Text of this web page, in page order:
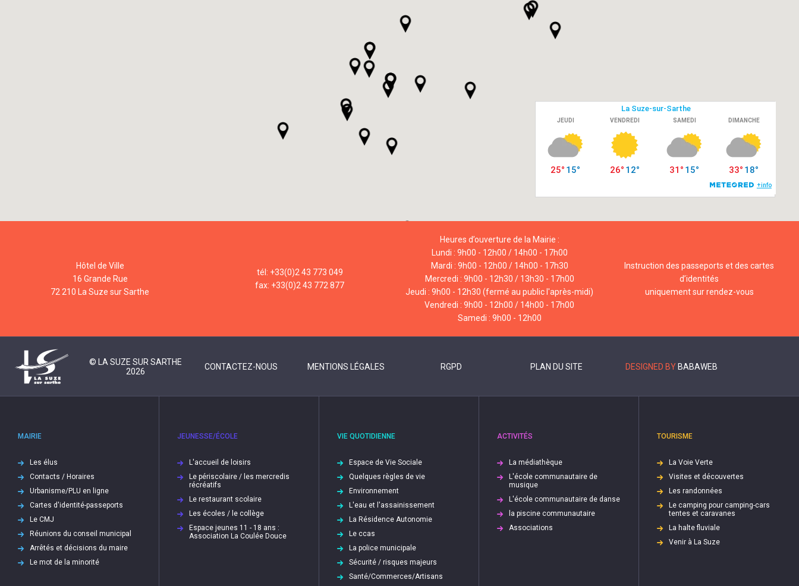
Hôtel de Ville
16 Grande Rue
72 210 La Suze sur Sarthe
tél: +33(0)2 43 773 049
fax: +33(0)2 43 772 877
Heures d’ouverture de la Mairie :
Lundi : 9h00 - 12h00 / 14h00 - 17h00
Mardi : 9h00 - 12h00 / 14h00 - 17h30
Mercredi : 9h00 - 12h30 / 13h30 - 17h00
Jeudi : 9h00 - 12h30 (fermé au public l'après-midi)
Vendredi : 9h00 - 12h00 / 14h00 - 17h00
Samedi : 9h00 - 12h00
Instruction des passeports et des cartes
d’identités
uniquement sur rendez-vous
© LA SUZE SUR SARTHE
2026
CONTACTEZ-NOUS MENTIONS LÉGALES RGPD PLAN DU SITE DESIGNED BY BABAWEB
MAIRIE
Les élus
Contacts / Horaires
Urbanisme/PLU en ligne
Cartes d'identité-passeports
Le CMJ
Réunions du conseil municipal
Arrêtés et décisions du maire
Le mot de la minorité
JEUNESSE/ÉCOLE
L'accueil de loisirs
Le périscolaire / les mercredis
récréatifs
Le restaurant scolaire
Les écoles / le collège
Espace jeunes 11 - 18 ans :
Association La Coulée Douce
VIE QUOTIDIENNE
Espace de Vie Sociale
Quelques règles de vie
Environnement
L'eau et l'assainissement
La Résidence Autonomie
Le ccas
La police municipale
Sécurité / risques majeurs
Santé/Commerces/Artisans
ACTIVITÉS
La médiathèque
L'école communautaire de
musique
L'école communautaire de danse
la piscine communautaire
Associations
TOURISME
La Voie Verte
Visites et découvertes
Les randonnées
Le camping pour camping-cars
tentes et caravanes
La halte fluviale
Venir à La Suze